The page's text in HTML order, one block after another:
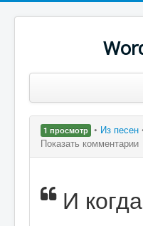
Популярные
Поиск
1 просмотр • Из песен
Показать комментарии
И